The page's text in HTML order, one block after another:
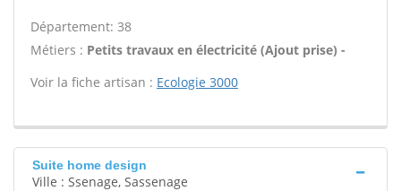
Département: 38
Métiers : Petits travaux en électricité (Ajout prise) -
Voir la fiche artisan : Ecologie 3000
Suite home design
Ville : Ssenage, Sassenage